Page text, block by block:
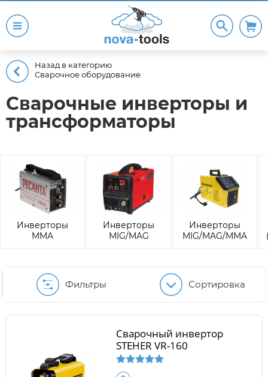
Назад в категорию
Сварочное оборудование
Сварочные инверторы и
трансформаторы
Инверторы
MMA
Инверторы
MIG/MAG
Инверторы
MIG/MAG/MMA
Фильтры Сортировка
Сварочный инвертор
STEHER VR-160